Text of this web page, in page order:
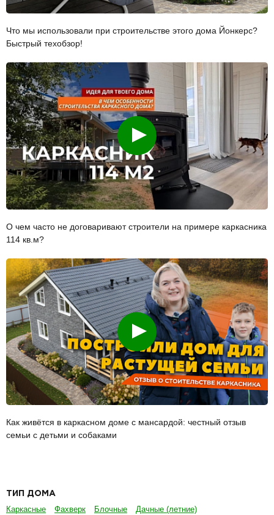
Что мы использовали при строительстве этого дома Йонкерс?
Быстрый техобзор!
Смотреть
О чем часто не договаривают строители на примере каркасника
114 кв.м?
Смотреть
Как живётся в каркасном доме с мансардой: честный отзыв
семьи с детьми и собаками
ТИП ДОМА
Каркасные Фахверк Блочные
Дачные (летние)